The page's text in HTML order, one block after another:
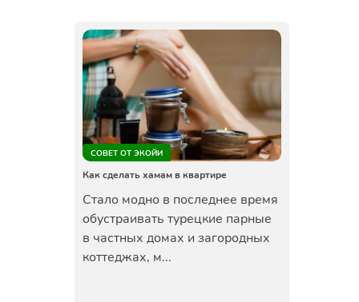
СОВЕТ ОТ ЭКОЙИ
Как сделать хамам в квартире
Стало модно в последнее время
обустраивать турецкие парные
в частных домах и загородных
коттеджах, м...